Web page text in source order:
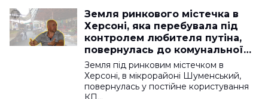
Земля ринкового містечка в
Херсоні, яка перебувала під
контролем любителя путіна,
повернулась до комунальної
власності
Земля під ринковим містечком в
Херсоні, в мікрорайоні Шуменський,
повернулась у постійне користування